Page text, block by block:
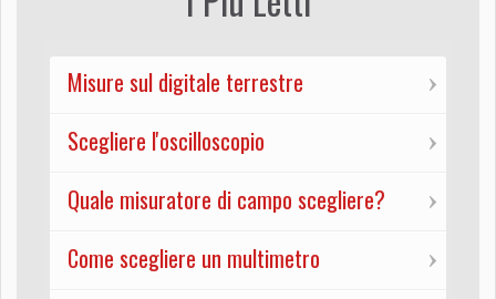
Misure sul digitale terrestre
Scegliere l'oscilloscopio
Quale misuratore di campo scegliere?
Come scegliere un multimetro